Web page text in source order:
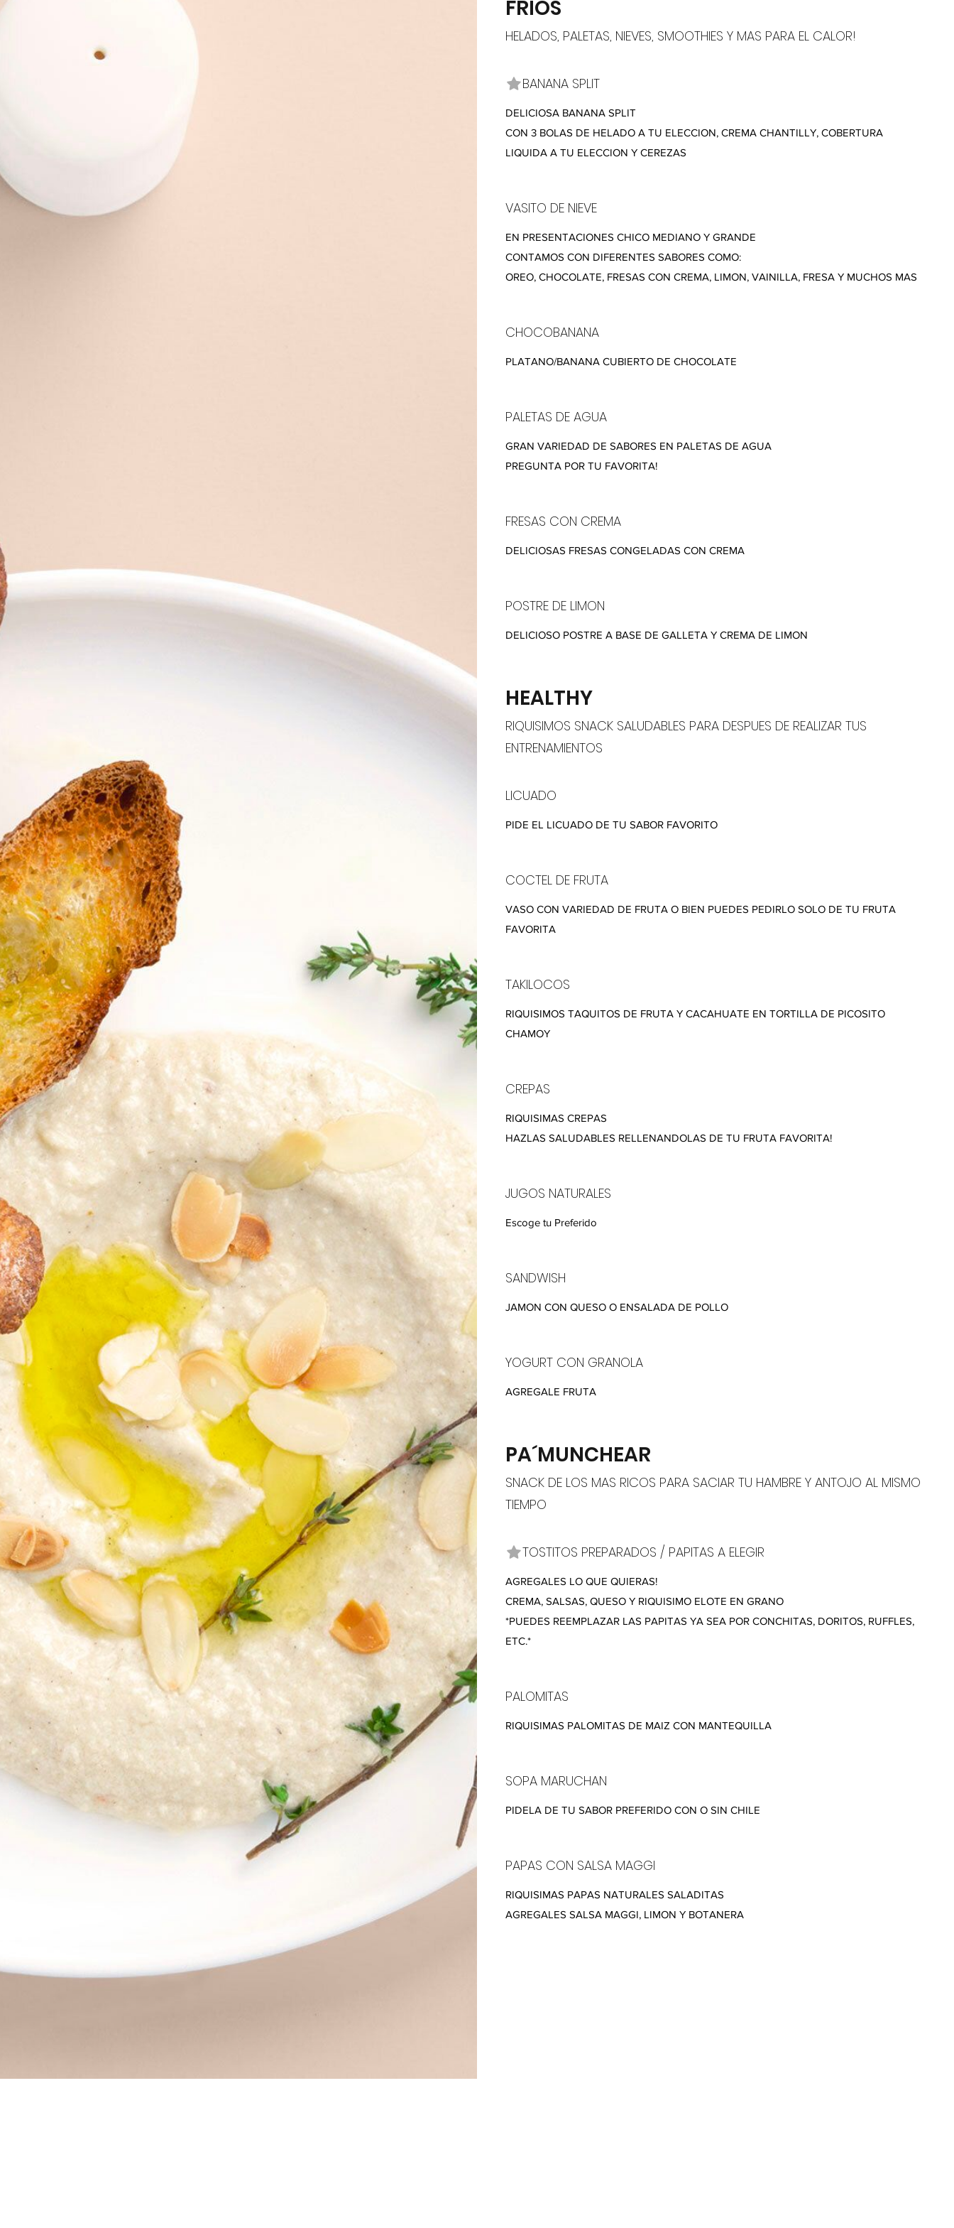
FRIOS
HELADOS, PALETAS, NIEVES, SMOOTHIES Y MAS PARA EL CALOR!
BANANA SPLIT
DELICIOSA BANANA SPLIT
CON 3 BOLAS DE HELADO A TU ELECCION, CREMA CHANTILLY, COBERTURA
LIQUIDA A TU ELECCION Y CEREZAS
VASITO DE NIEVE
EN PRESENTACIONES CHICO MEDIANO Y GRANDE
CONTAMOS CON DIFERENTES SABORES COMO:
OREO, CHOCOLATE, FRESAS CON CREMA, LIMON, VAINILLA, FRESA Y MUCHOS MAS
CHOCOBANANA
PLATANO/BANANA CUBIERTO DE CHOCOLATE
PALETAS DE AGUA
GRAN VARIEDAD DE SABORES EN PALETAS DE AGUA
PREGUNTA POR TU FAVORITA!
FRESAS CON CREMA
DELICIOSAS FRESAS CONGELADAS CON CREMA
POSTRE DE LIMON
DELICIOSO POSTRE A BASE DE GALLETA Y CREMA DE LIMON
HEALTHY
RIQUISIMOS SNACK SALUDABLES PARA DESPUES DE REALIZAR TUS
ENTRENAMIENTOS
LICUADO
PIDE EL LICUADO DE TU SABOR FAVORITO
COCTEL DE FRUTA
VASO CON VARIEDAD DE FRUTA O BIEN PUEDES PEDIRLO SOLO DE TU FRUTA
FAVORITA
TAKILOCOS
RIQUISIMOS TAQUITOS DE FRUTA Y CACAHUATE EN TORTILLA DE PICOSITO
CHAMOY
CREPAS
RIQUISIMAS CREPAS
HAZLAS SALUDABLES RELLENANDOLAS DE TU FRUTA FAVORITA!
JUGOS NATURALES
Escoge tu Preferido
SANDWISH
JAMON CON QUESO O ENSALADA DE POLLO
YOGURT CON GRANOLA
AGREGALE FRUTA
PA´MUNCHEAR
SNACK DE LOS MAS RICOS PARA SACIAR TU HAMBRE Y ANTOJO AL MISMO
TIEMPO
TOSTITOS PREPARADOS / PAPITAS A ELEGIR
AGREGALES LO QUE QUIERAS!
CREMA, SALSAS, QUESO Y RIQUISIMO ELOTE EN GRANO
*PUEDES REEMPLAZAR LAS PAPITAS YA SEA POR CONCHITAS, DORITOS, RUFFLES,
ETC.*
PALOMITAS
RIQUISIMAS PALOMITAS DE MAIZ CON MANTEQUILLA
SOPA MARUCHAN
PIDELA DE TU SABOR PREFERIDO CON O SIN CHILE
PAPAS CON SALSA MAGGI
RIQUISIMAS PAPAS NATURALES SALADITAS
AGREGALES SALSA MAGGI, LIMON Y BOTANERA